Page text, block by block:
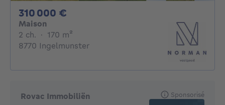
310 000 €
Maison
2 ch. 2 chambres
· 170 m²
8770 Ingelmunster
Rovac Immobiliën Sponsorisé